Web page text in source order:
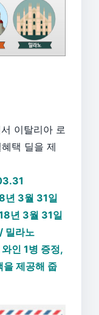
이탈리아 로
택 딜을 제
년 3월 31일
년 3월 31일
밀라노
인 1병 증정,
을 제공해 줍